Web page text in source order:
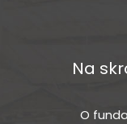
Na
O